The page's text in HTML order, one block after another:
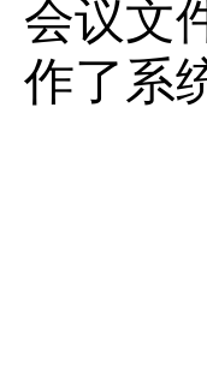
会议文
作了系